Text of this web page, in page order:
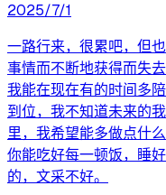
2025/7/1
一路行来，很累吧，但
事情而不断地获得而失
我能在现在有的时间多
到位，我不知道未来的
里，我希望能多做点什
你能吃好每一顿饭，睡
的，文采不好。